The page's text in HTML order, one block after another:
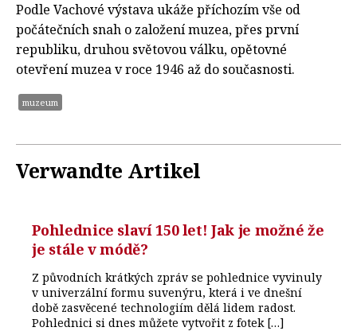
Podle Vachové výstava ukáže příchozím vše od
počátečních snah o založení muzea, přes první
republiku, druhou světovou válku, opětovné
otevření muzea v roce 1946 až do současnosti.
muzeum
Verwandte Artikel
Pohlednice slaví 150 let! Jak je možné že
je stále v módě?
Z původních krátkých zpráv se pohlednice vyvinuly
v univerzální formu suvenýru, která i ve dnešní
době zasvěcené technologiím dělá lidem radost.
Pohlednici si dnes můžete vytvořit z fotek […]